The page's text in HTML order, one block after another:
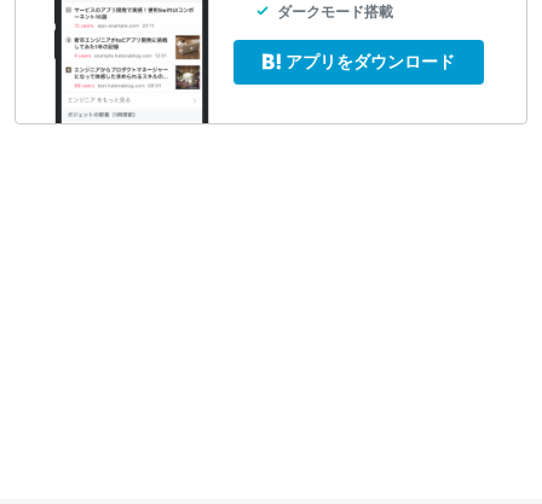
ダークモード搭載
アプリをダウンロード